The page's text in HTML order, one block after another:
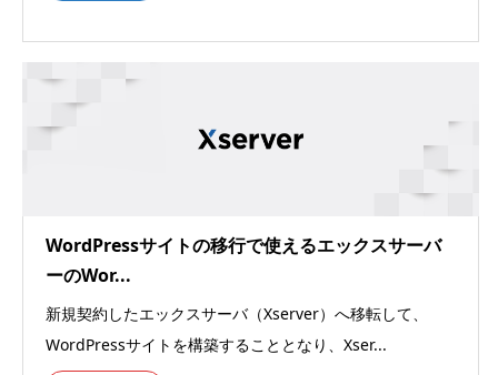
WordPressサイトの移行で使えるエックスサーバ
ーのWor...
新規契約したエックスサーバ（Xserver）へ移転して、
WordPressサイトを構築することとなり、Xser...